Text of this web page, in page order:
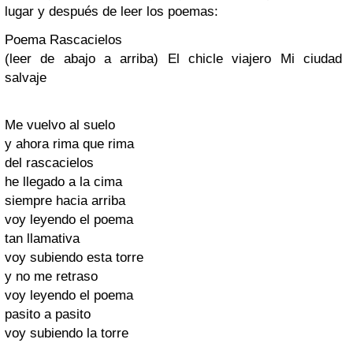
lugar y después de leer los poemas:
Poema Rascacielos
(leer de abajo a arriba) El chicle viajero Mi ciudad
salvaje
Me vuelvo al suelo
y ahora rima que rima
del rascacielos
he llegado a la cima
siempre hacia arriba
voy leyendo el poema
tan llamativa
voy subiendo esta torre
y no me retraso
voy leyendo el poema
pasito a pasito
voy subiendo la torre